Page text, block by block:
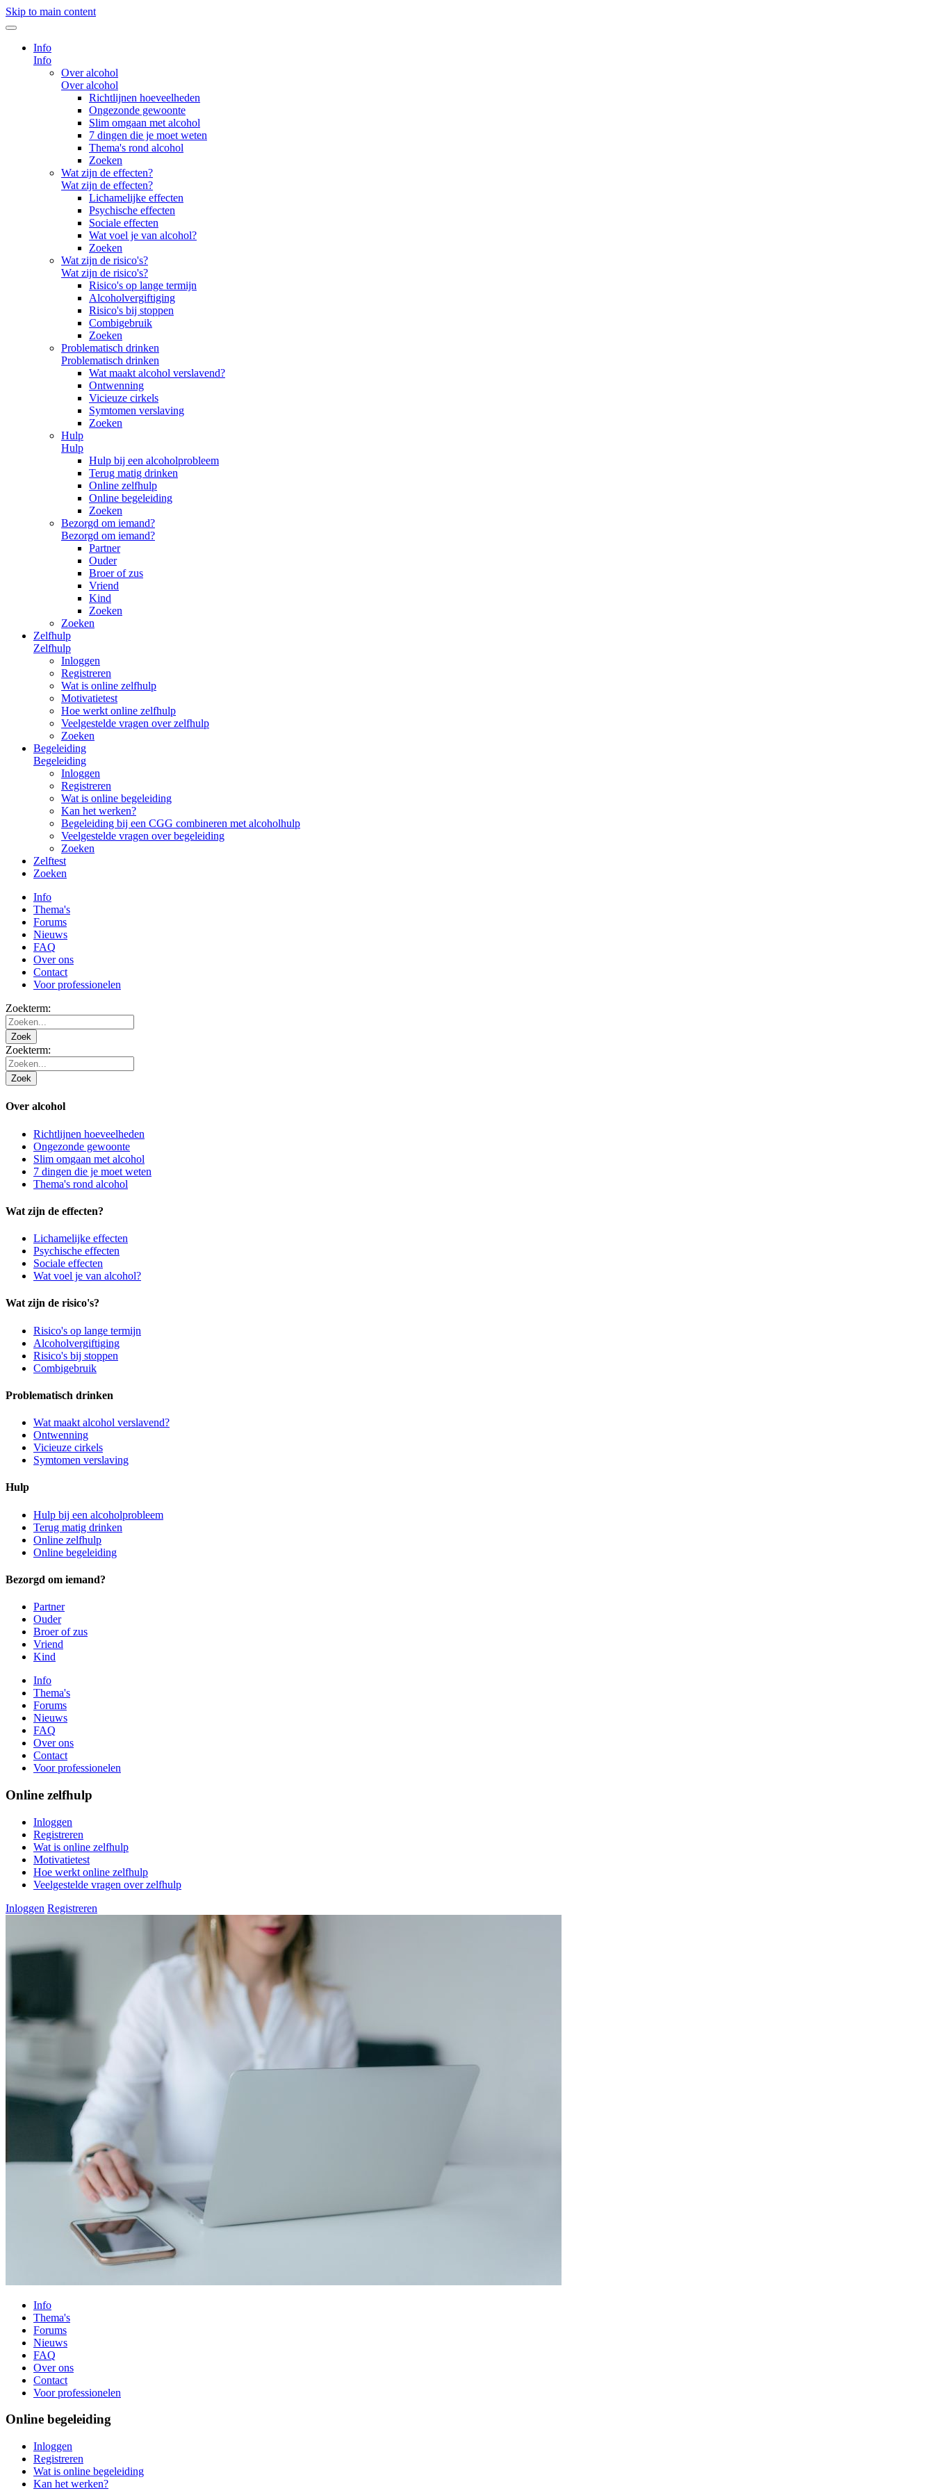
Skip to main content
Info
Info
Over alcohol
Over alcohol
Richtlijnen hoeveelheden
Ongezonde gewoonte
Slim omgaan met alcohol
7 dingen die je moet weten
Thema's rond alcohol
Zoeken
Wat zijn de effecten?
Wat zijn de effecten?
Lichamelijke effecten
Psychische effecten
Sociale effecten
Wat voel je van alcohol?
Zoeken
Wat zijn de risico's?
Wat zijn de risico's?
Risico's op lange termijn
Alcoholvergiftiging
Risico's bij stoppen
Combigebruik
Zoeken
Problematisch drinken
Problematisch drinken
Wat maakt alcohol verslavend?
Ontwenning
Vicieuze cirkels
Symtomen verslaving
Zoeken
Hulp
Hulp
Hulp bij een alcoholprobleem
Terug matig drinken
Online zelfhulp
Online begeleiding
Zoeken
Bezorgd om iemand?
Bezorgd om iemand?
Partner
Ouder
Broer of zus
Vriend
Kind
Zoeken
Zoeken
Zelfhulp
Zelfhulp
Inloggen
Registreren
Wat is online zelfhulp
Motivatietest
Hoe werkt online zelfhulp
Veelgestelde vragen over zelfhulp
Zoeken
Begeleiding
Begeleiding
Inloggen
Registreren
Wat is online begeleiding
Kan het werken?
Begeleiding bij een CGG combineren met alcoholhulp
Veelgestelde vragen over begeleiding
Zoeken
Zelftest
Zoeken
Info
Thema's
Forums
Nieuws
FAQ
Over ons
Contact
Voor professionelen
Zoekterm:
Zoek
Zoekterm:
Zoek
Over alcohol
Richtlijnen hoeveelheden
Ongezonde gewoonte
Slim omgaan met alcohol
7 dingen die je moet weten
Thema's rond alcohol
Wat zijn de effecten?
Lichamelijke effecten
Psychische effecten
Sociale effecten
Wat voel je van alcohol?
Wat zijn de risico's?
Risico's op lange termijn
Alcoholvergiftiging
Risico's bij stoppen
Combigebruik
Problematisch drinken
Wat maakt alcohol verslavend?
Ontwenning
Vicieuze cirkels
Symtomen verslaving
Hulp
Hulp bij een alcoholprobleem
Terug matig drinken
Online zelfhulp
Online begeleiding
Bezorgd om iemand?
Partner
Ouder
Broer of zus
Vriend
Kind
Info
Thema's
Forums
Nieuws
FAQ
Over ons
Contact
Voor professionelen
Online zelfhulp
Inloggen
Registreren
Wat is online zelfhulp
Motivatietest
Hoe werkt online zelfhulp
Veelgestelde vragen over zelfhulp
Inloggen Registreren
Info
Thema's
Forums
Nieuws
FAQ
Over ons
Contact
Voor professionelen
Online begeleiding
Inloggen
Registreren
Wat is online begeleiding
Kan het werken?